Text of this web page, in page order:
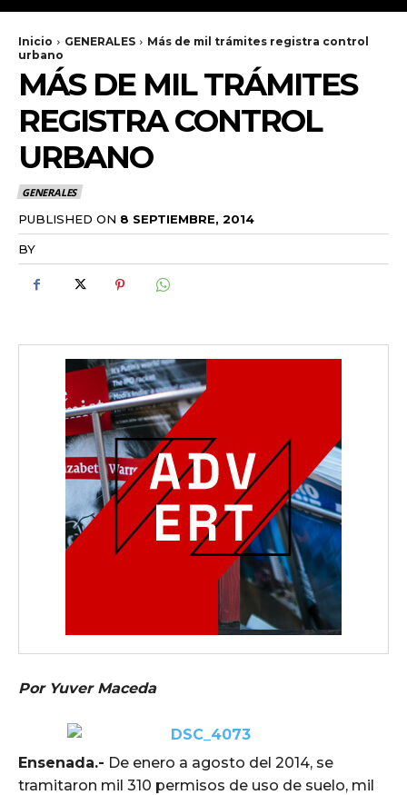
Inicio GENERALES
Más de mil trámites registra control
urbano
MÁS DE MIL TRÁMITES
REGISTRA CONTROL
URBANO
GENERALES
PUBLISHED ON 8 SEPTIEMBRE, 2014
BY
Por Yuver Maceda
Ensenada.- De enero a agosto del 2014, se
tramitaron mil 310 permisos de uso de suelo, mil